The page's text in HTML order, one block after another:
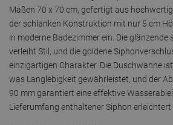
Maßen 70 x 70 cm, gefertigt aus
der schlanken Konstruktion mit nur 5 cm
in moderne Badezimmer ein. Die glänzende
verleiht Stil, und die goldene
einzigartigen Charakter. Die Duschwanne
was Langlebigkeit gewährleistet, und der
90 mm garantiert eine effektive
Lieferumfang enthaltener Siphon erleichtert